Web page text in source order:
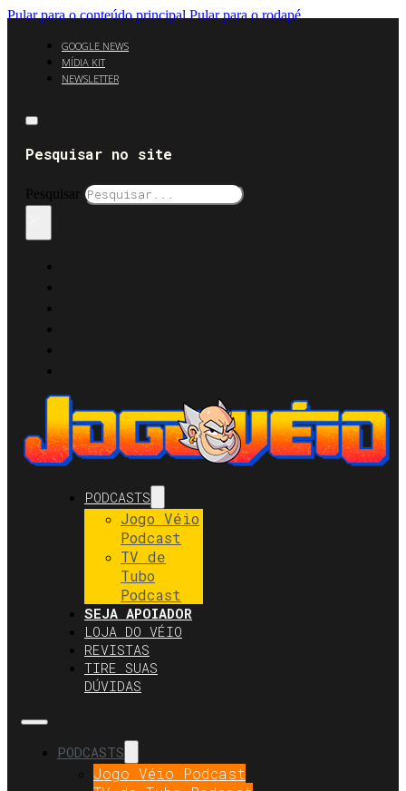
Pular para o conteúdo principal Pular para o rodapé
GOOGLE NEWS
MÍDIA KIT
NEWSLETTER
Pesquisar no site
Pesquisar
PODCASTS
Jogo Véio
Podcast
TV de
Tubo
Podcast
SEJA APOIADOR
LOJA DO VÉIO
REVISTAS
TIRE SUAS
DÚVIDAS
PODCASTS
Jogo Véio Podcast